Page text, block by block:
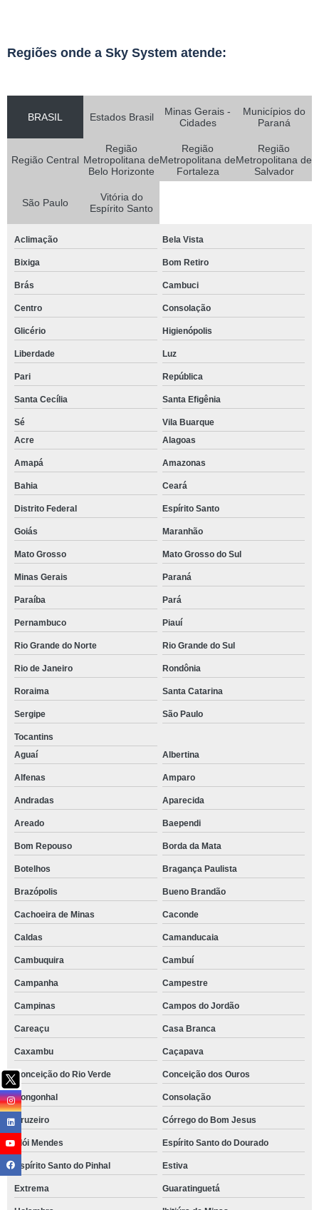
Regiões onde a Sky System atende:
BRASIL Estados Brasil
Minas Gerais -
Cidades
Municípios do
Paraná
Região Central
Região
Metropolitana de
Belo Horizonte
Região
Metropolitana de
Fortaleza
Região
Metropolitana de
Salvador
São Paulo
Vitória do
Espírito Santo
Aclimação Bela Vista
Bixiga Bom Retiro
Brás Cambuci
Centro Consolação
Glicério Higienópolis
Liberdade Luz
Pari República
Santa Cecília Santa Efigênia
Sé
Vila Buarque
Acre
Alagoas
Amapá Amazonas
Bahia Ceará
Distrito Federal Espírito Santo
Goiás Maranhão
Mato Grosso Mato Grosso do Sul
Minas Gerais Paraná
Paraíba Pará
Pernambuco Piauí
Rio Grande do Norte Rio Grande do Sul
Rio de Janeiro Rondônia
Roraima Santa Catarina
Sergipe São Paulo
Tocantins
Aguaí
Albertina
Alfenas Amparo
Andradas Aparecida
Areado Baependi
Bom Repouso Borda da Mata
Botelhos Bragança Paulista
Brazópolis Bueno Brandão
Cachoeira de Minas Caconde
Caldas Camanducaia
Cambuquira Cambuí
Campanha Campestre
Campinas Campos do Jordão
Careaçu Casa Branca
Caxambu Caçapava
Conceição do Rio Verde Conceição dos Ouros
Congonhal Consolação
Cruzeiro Córrego do Bom Jesus
Elói Mendes Espírito Santo do Dourado
Espírito Santo do Pinhal Estiva
Extrema Guaratinguetá